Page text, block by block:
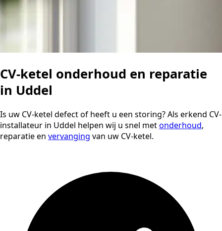
CV-ketel onderhoud en reparatie
in Uddel
Is uw CV-ketel defect of heeft u een storing? Als erkend CV-
installateur in Uddel helpen wij u snel metonderhoud,
reparatie en vervanging van uw CV-ketel.